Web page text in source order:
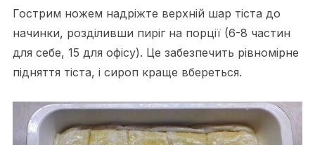
Гострим ножем надріжте верхній шар тіста до
начинки, розділивши пиріг на порції (6-8 частин
для себе, 15 для офісу). Це забезпечить рівномірне
підняття тіста, і сироп краще вбереться.